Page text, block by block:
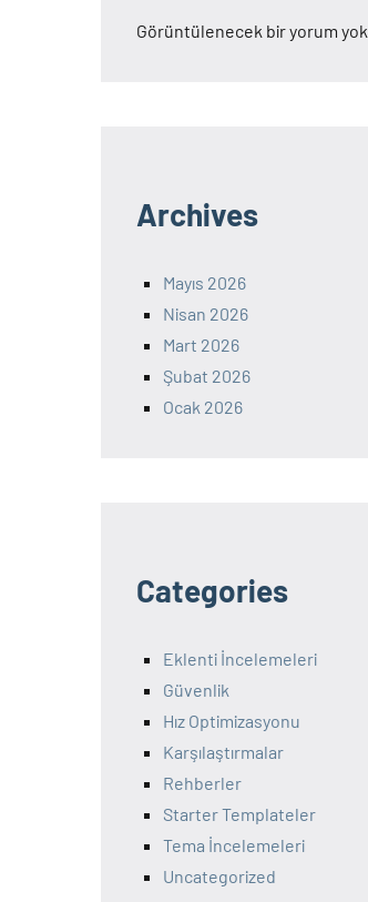
Görüntülenecek bir yorum yok.
Archives
Mayıs 2026
Nisan 2026
Mart 2026
Şubat 2026
Ocak 2026
Categories
Eklenti İncelemeleri
Güvenlik
Hız Optimizasyonu
Karşılaştırmalar
Rehberler
Starter Templateler
Tema İncelemeleri
Uncategorized